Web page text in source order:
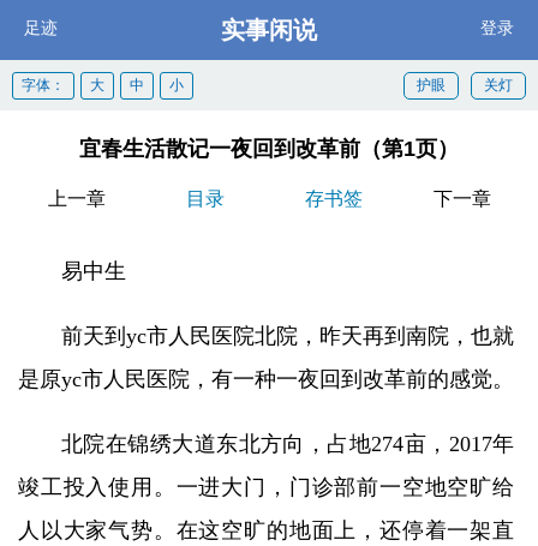
足迹 实事闲说 登录
关灯
护眼
字体： 大 中 小
宜春生活散记一夜回到改革前（第1页）
上一章 目录 存书签 下一章
易中生
前天到yc市人民医院北院，昨天再到南院，也就
是原yc市人民医院，有一种一夜回到改革前的感觉。
北院在锦绣大道东北方向，占地274亩，2017年
竣工投入使用。一进大门，门诊部前一空地空旷给
人以大家气势。在这空旷的地面上，还停着一架直